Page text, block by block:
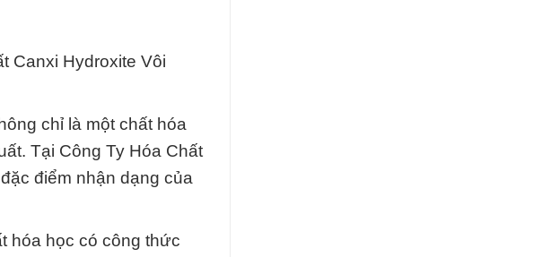
Canxi Hydroxite Vôi
chỉ là một chất hóa
Tại Công Ty Hóa Chất
điểm nhận dạng của
hóa học có công thức